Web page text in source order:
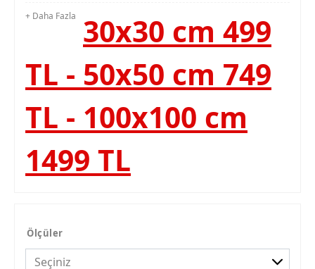
+ Daha Fazla
30x30 cm 499
TL - 50x50 cm 749
TL - 100x100 cm
1499 TL
Ölçüler